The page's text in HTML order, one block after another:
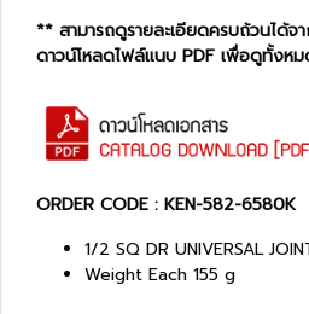
** สามารถดูรายละเอียดครบถ้วนได้
ดาวน์โหลดไฟล์แนบ PDF เพื่อดูทั้งห
ORDER CODE : KEN-582-6580K
1/2 SQ DR UNIVERSAL
Weight Each 155 g